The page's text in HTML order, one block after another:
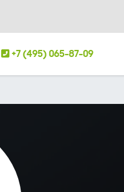
+7 (495) 065-87-09